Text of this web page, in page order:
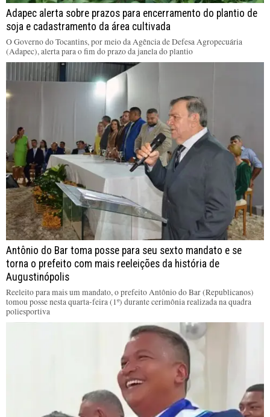
Adapec alerta sobre prazos para encerramento do plantio de
soja e cadastramento da área cultivada
O Governo do Tocantins, por meio da Agência de Defesa Agropecuária
(Adapec), alerta para o fim do prazo da janela do plantio
Antônio do Bar toma posse para seu sexto mandato e se
torna o prefeito com mais reeleições da história de
Augustinópolis
Reeleito para mais um mandato, o prefeito Antônio do Bar (Republicanos)
tomou posse nesta quarta-feira (1º) durante cerimônia realizada na quadra
poliesportiva